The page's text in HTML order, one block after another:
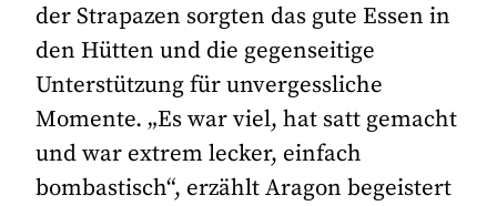
der Strapazen sorgten das gute Essen in
den Hütten und die gegenseitige
Unterstützung für unvergessliche
Momente. „Es war viel, hat satt gemacht
und war extrem lecker, einfach
bombastisch“, erzählt Aragon begeistert